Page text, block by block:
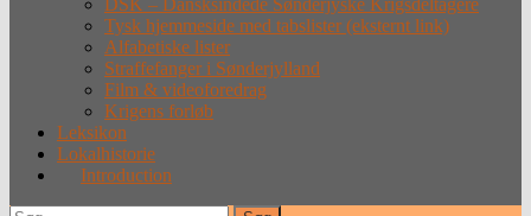
Tysk hjemmeside med tabslister (eksternt link)
Alfabetiske lister
Straffefanger i Sønderjylland
Film & videoforedrag
Krigens forløb
Leksikon
Lokalhistorie
Introduction